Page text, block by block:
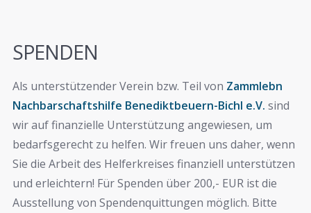
SPENDEN
Als unterstützender Verein bzw. Teil von Zammlebn
Nachbarschaftshilfe Benediktbeuern-Bichl e.V. sind
wir auf finanzielle Unterstützung angewiesen, um
bedarfsgerecht zu helfen. Wir freuen uns daher, wenn
Sie die Arbeit des Helferkreises finanziell unterstützen
und erleichtern! Für Spenden über 200,- EUR ist die
Ausstellung von Spendenquittungen möglich. Bitte